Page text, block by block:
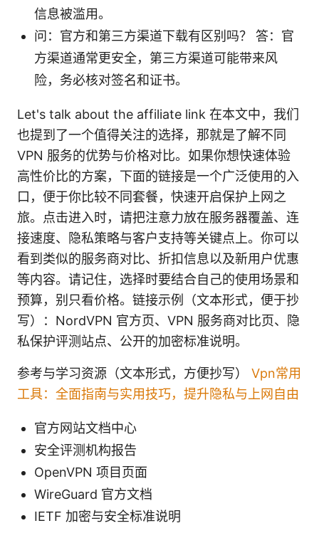
信息被滥用。
问：官方和第三方渠道下载有区别吗？ 答：官
方渠道通常更安全，第三方渠道可能带来风
险，务必核对签名和证书。
Let's talk about the affiliate link 在本文中，我们
也提到了一个值得关注的选择，那就是了解不同
VPN 服务的优势与价格对比。如果你想快速体验
高性价比的方案，下面的链接是一个广泛使用的入
口，便于你比较不同套餐，快速开启保护上网之
旅。点击进入时，请把注意力放在服务器覆盖、连
接速度、隐私策略与客户支持等关键点上。你可以
看到类似的服务商对比、折扣信息以及新用户优惠
等内容。请记住，选择时要结合自己的使用场景和
预算，别只看价格。链接示例（文本形式，便于抄
写）：NordVPN 官方页、VPN 服务商对比页、隐
私保护评测站点、公开的加密标准说明。
参考与学习资源（文本形式，方便抄写） Vpn常用
工具：全面指南与实用技巧，提升隐私与上网自由
官方网站文档中心
安全评测机构报告
OpenVPN 项目页面
WireGuard 官方文档
IETF 加密与安全标准说明